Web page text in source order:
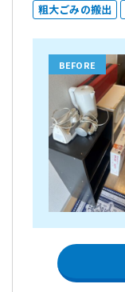
粗大ごみの搬出
BEFORE